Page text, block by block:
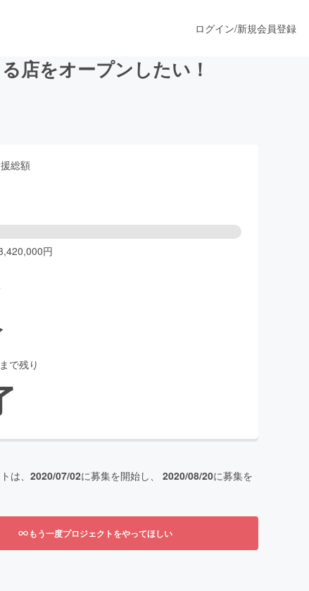
ログイン/新規会員登録
店をオープンしたい！
総額
円
で残り
は、 2020/07/02に募集を開始し、 2020/08/20に募集を
もう一度プロジェクトをやってほしい